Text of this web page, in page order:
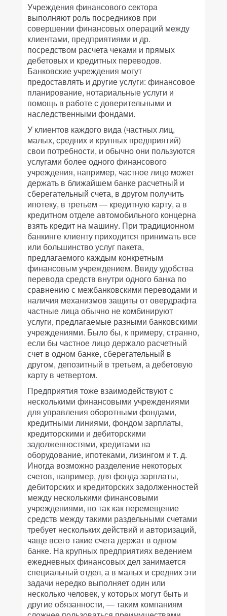
Учреждения финансового сектора
выполняют роль посредников при
совершении финансовых операций между
клиентами, предприятиями и др.
посредством расчета чеками и прямых
дебетовых и кредитных переводов.
Банковские учреждения могут
предоставлять и другие услуги: финансовое
планирование, нотариальные услуги и
помощь в работе с доверительными и
наследственными фондами.
У клиентов каждого вида (частных лиц,
малых, средних и крупных предприятий)
свои потребности, и обычно они пользуются
услугами более одного финансового
учреждения, например, частное лицо может
держать в ближайшем банке расчетный и
сберегательный счета, в другом получить
ипотеку, в третьем — кредитную карту, а в
кредитном отделе автомобильного концерна
взять кредит на машину. При традиционном
банкинге клиенту приходится принимать все
или большинство услуг пакета,
предлагаемого каждым конкретным
финансовым учреждением. Ввиду удобства
перевода средств внутри одного банка по
сравнению с межбанковскими переводами и
наличия механизмов защиты от овердрафта
частные лица обычно не комбинируют
услуги, предлагаемые разными банковскими
учреждениями. Было бы, к примеру, странно,
если бы частное лицо держало расчетный
счет в одном банке, сберегательный в
другом, депозитный в третьем, а дебетовую
карту в четвертом.
Предприятия тоже взаимодействуют с
несколькими финансовыми учреждениями
для управления оборотными фондами,
кредитными линиями, фондом зарплаты,
кредиторскими и дебиторскими
задолженностями, кредитами на
оборудование, ипотеками, лизингом и т. д.
Иногда возможно разделение некоторых
счетов, например, для фонда зарплаты,
дебиторских и кредиторских задолженностей
между несколькими финансовыми
учреждениями, но так как перемещение
средств между такими раздельными счетами
требует нескольких действий и авторизаций,
чаще всего такие счета держат в одном
банке. На крупных предприятиях ведением
ежедневных финансовых дел занимается
специальный отдел, а в малых и средних эти
задачи нередко выполняет один или
несколько человек, у которых могут быть и
другие обязанности, — таким компаниям